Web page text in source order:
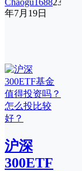
年7月19日
沪深
300ETF